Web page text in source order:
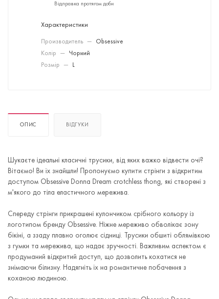
Відправка протягом доби
Характеристики
Производитель —
Obsessive
Колір
—
Чорний
Розмір
— L
ОПИС ВІДГУКИ
Шукаєте ідеальні класичні трусики, від яких важко відвести очі?
Вітаємо! Ви їх знайшли! Пропонуємо купити стрінги з відкритим
доступом Obsessive Donna Dream crotchless thong, які створені з
м'якого до тіла еластичного мережива.
Спереду стрінги прикрашені кулончиком срібного кольору із
логотипом бренду Obsessive. Ніжне мереживо обволікає зону
бікіні, а ззаду плавно оголює сідниці. Трусики обшиті облямівкою
з гумки та мережива, що надає зручності. Важливим аспектом є
продуманий відкритий доступ, що дозволить кохатися не
знімаючи білизну. Надягніть їх на романтичне побачення з
коханою людиною.